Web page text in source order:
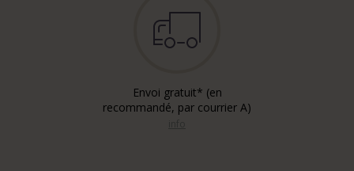
Envoi gratuit* (en
recommandé, par courrier A)